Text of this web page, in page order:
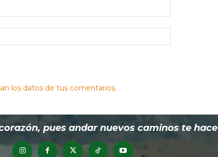
electrónico:*
web:
los datos de tus comentarios.
pues andar nuevos caminos te